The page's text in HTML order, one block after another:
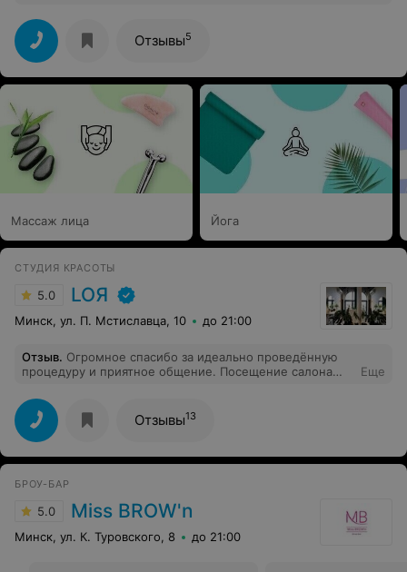
обслуживание, вкусный кофе
Отзывы5
Массаж лица Йога
СТУДИЯ КРАСОТЫ
5.0 LOЯ
Минск, ул. П. Мстиславца, 10 до 21:00
Отзыв. Огромное спасибо за идеально проведённую
процедуру и приятное общение. Посещение салона
РЕКОМЕНДУЮ!
Еще
Отзывы13
БРОУ-БАР
5.0 Miss BROW'n
Минск, ул. К. Туровского, 8 до 21:00